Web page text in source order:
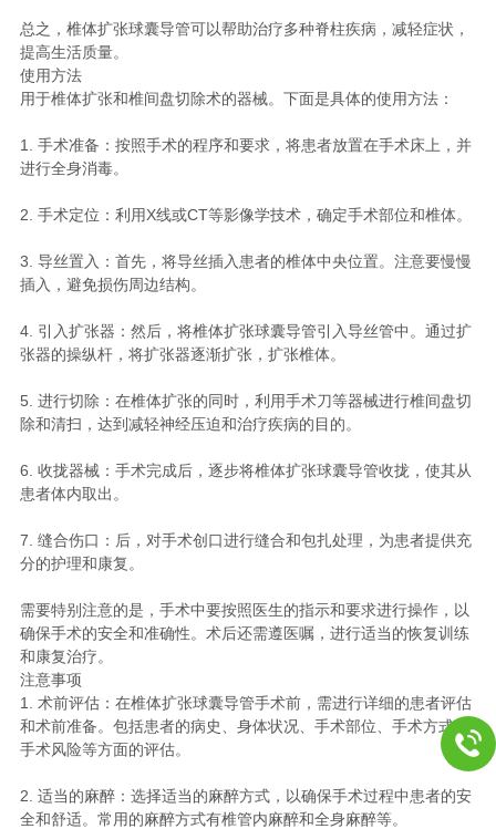
总之，椎体扩张球囊导管可以帮助治疗多种脊柱疾病，减轻症状，
提高生活质量。
使用方法
用于椎体扩张和椎间盘切除术的器械。下面是具体的使用方法：
1. 手术准备：按照手术的程序和要求，将患者放置在手术床上，并
进行全身消毒。
2. 手术定位：利用X线或CT等影像学技术，确定手术部位和椎体。
3. 导丝置入：首先，将导丝插入患者的椎体中央位置。注意要慢慢
插入，避免损伤周边结构。
4. 引入扩张器：然后，将椎体扩张球囊导管引入导丝管中。通过扩
张器的操纵杆，将扩张器逐渐扩张，扩张椎体。
5. 进行切除：在椎体扩张的同时，利用手术刀等器械进行椎间盘切
除和清扫，达到减轻神经压迫和治疗疾病的目的。
6. 收拢器械：手术完成后，逐步将椎体扩张球囊导管收拢，使其从
患者体内取出。
7. 缝合伤口：后，对手术创口进行缝合和包扎处理，为患者提供充
分的护理和康复。
需要特别注意的是，手术中要按照医生的指示和要求进行操作，以
确保手术的安全和准确性。术后还需遵医嘱，进行适当的恢复训练
和康复治疗。
注意事项
1. 术前评估：在椎体扩张球囊导管手术前，需进行详细的患者评估
和术前准备。包括患者的病史、身体状况、手术部位、手术方式、
手术风险等方面的评估。
2. 适当的麻醉：选择适当的麻醉方式，以确保手术过程中患者的安
全和舒适。常用的麻醉方式有椎管内麻醉和全身麻醉等。